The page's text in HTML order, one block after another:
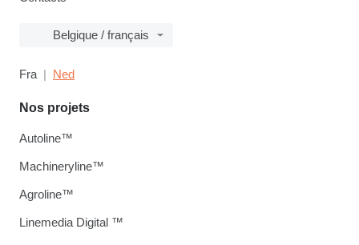
Belgique / français
Fra Ned
Nos projets
Autoline™
Machineryline™
Agroline™
Linemedia Digital ™